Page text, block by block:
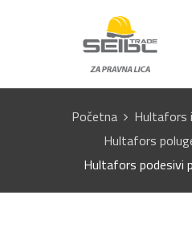
Početna
Hultafors
Hultafors
Hultafors podesivi